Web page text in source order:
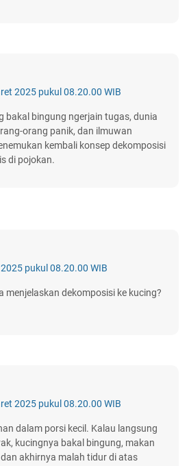
2025 pukul 08.20.00 WIB
bakal bingung ngerjain tugas, dunia
orang panik, dan ilmuwan
kembali konsep dekomposisi
di pojokan.
pukul 08.20.00 WIB
menjelaskan dekomposisi ke kucing?
2025 pukul 08.20.00 WIB
dalam porsi kecil. Kalau langsung
kucingnya bakal bingung, makan
akhirnya malah tidur di atas